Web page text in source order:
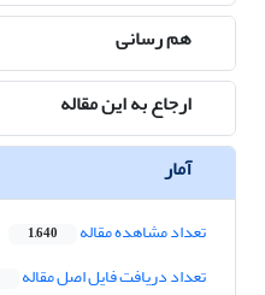
هم رسانی
ارجاع به این مقاله
آمار
تعداد مشاهده مقاله 1,640
تعداد دریافت فایل اصل مقاله